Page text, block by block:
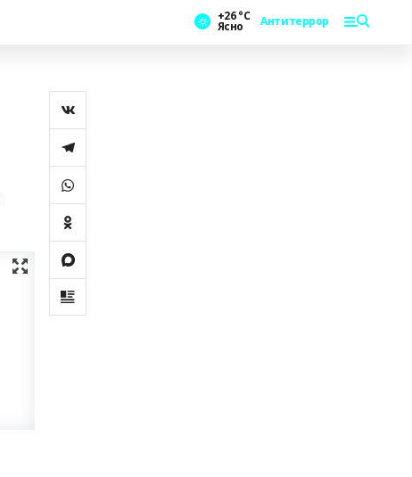
+26 °С
Ясно Антитеррор